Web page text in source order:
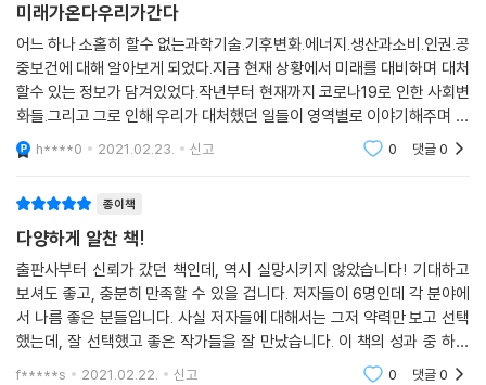
미래가온다우리가간다
어느 하나 소홀히 할수 없는과학기술.기후변화.에너지.생산과소비.인권.공
중보건에 대해 알아보게 되었다.지금 현재 상황에서 미래를 대비하며 대처
할수 있는 정보가 담겨있었다.작년부터 현재까지 코로나19로 인한 사회변
화들.그리고 그로 인해 우리가 대처했던 일들이 영역별로 이야기해주며 알
려주고 있었다.6장의 주제로 이루어진 이책에서우리가 익숙하게 사용하
h****0 2021.02.23. 신고 0 댓글0
종이책
다양하게 알찬 책!
출판사부터 신뢰가 갔던 책인데, 역시 실망시키지 않았습니다! 기대하고
보셔도 좋고, 충분히 만족할 수 있을 겁니다. 저자들이 6명인데 각 분야에
서 나름 좋은 분들입니다. 사실 저자들에 대해서는 그저 약력만 보고 선택
했는데, 잘 선택했고 좋은 작가들을 잘 만났습니다. 이 책의 성과 중 하나
는 해당 분야의 전문가를 만난 점이에요. 207쪽 밖에 안 되는 책에 6가
f*****s 2021.02.22. 신고 0 댓글0